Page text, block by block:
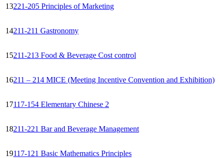
13221-205 Principles of Marketing
14211-211 Gastronomy
15211-213 Food & Beverage Cost control
16211 – 214 MICE (Meeting Incentive Convention and Exhibition)
17117-154 Elementary Chinese 2
18211-221 Bar and Beverage Management
19117-121 Basic Mathematics Principles